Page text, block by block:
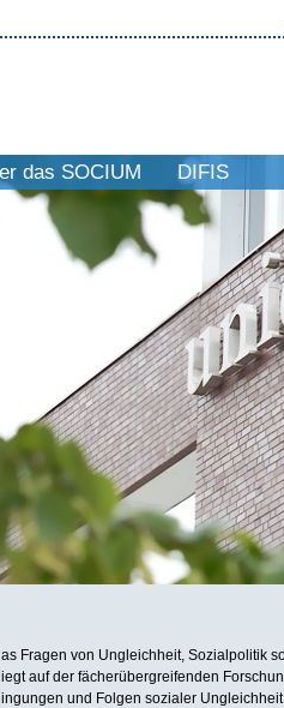
das SOCIUM DIFIS
Fragen von Ungleichheit, Sozialpolitik
auf der fächerübergreifenden
und Folgen sozialer